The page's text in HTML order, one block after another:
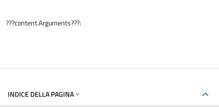
???content.Arguments???:
INDICE DELLA PAGINA